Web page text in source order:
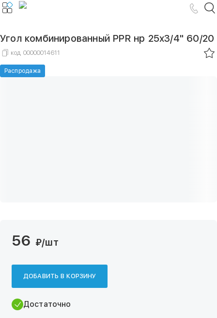
Угол комбинированный PPR нр 25х3/4" 60/20
код 00000014611
Распродажа
56 ₽/шт
ДОБАВИТЬ В КОРЗИНУ
Достаточно